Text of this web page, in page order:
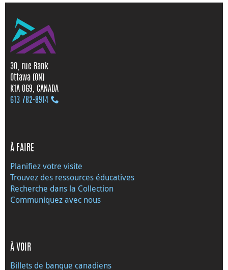
30, rue Bank
Ottawa (ON)
K1A 0G9, CANADA
613 782‑8914
À FAIRE
Planifiez votre visite
Trouvez des ressources éducatives
Recherche dans la Collection
Communiquez avec nous
À VOIR
Billets de banque canadiens